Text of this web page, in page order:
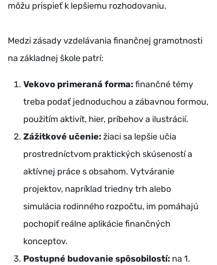
môžu prispieť k lepšiemu rozhodovaniu.
Medzi zásady vzdelávania finančnej gramotnosti
na základnej škole patrí:
Vekovo primeraná forma:finančné témy
treba podať jednoduchou a zábavnou formou,
použitím aktivít, hier, príbehov a ilustrácií.
Zážitkové učenie:žiaci sa lepšie učia
prostredníctvom praktických skúseností a
aktívnej práce s obsahom. Vytváranie
projektov, napríklad triedny trh alebo
simulácia rodinného rozpočtu, im pomáhajú
pochopiť reálne aplikácie finančných
konceptov.
Postupné budovanie spôsobilostí: na 1.